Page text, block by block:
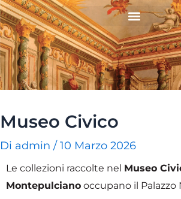
Vai
al
contenuto
Museo Civico
Di admin / 10 Marzo 2026
Le collezioni raccolte nel Museo
Montepulciano occupano il Palazzo
Navigazione
articoli